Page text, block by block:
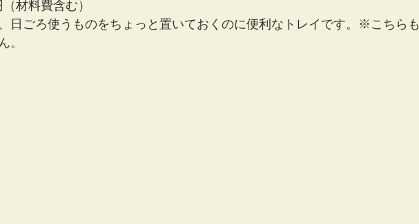
材料費含む）
日ごろ使うものをちょっと置いておくのに便利なトレイです。※こちらも
。